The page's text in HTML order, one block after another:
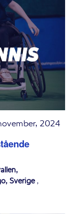
2024
Sverige,